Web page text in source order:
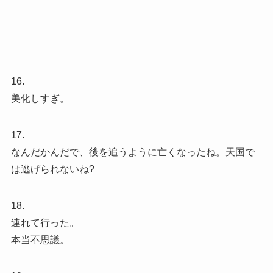
16.
美化しすぎ。
17.
なんだかんだで、後を追うように亡くなったね。天国で
は逃げられないね?
18.
連れて行った。
本当不思議。